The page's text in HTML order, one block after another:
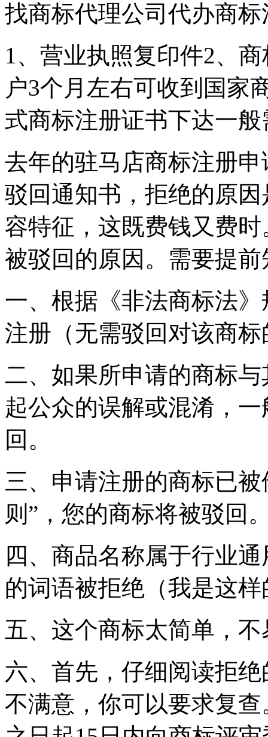
找商标代理公司代办商
1、营业执照复印件2、
户3个月左右可收到国家
式商标注册证书下达一般
去年的驻马店商标注册
驳回通知书，拒绝的原
容特征，这既费钱又费
被驳回的原因。需要提
一、根据《非法商标法
注册（无需驳回对该商
二、如果所申请的商标
起公众的误解或混淆，
回。
三、申请注册的商标已
则”，您的商标将被驳回
四、商品名称属于行业
的词语被拒绝（我是这样
五、这个商标太简单，
六、首先，仔细阅读拒
不满意，你可以要求复